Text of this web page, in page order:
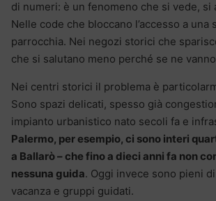
di numeri: è un fenomeno che si vede, si
Nelle code che bloccano l’accesso a una
parrocchia. Nei negozi storici che
che si salutano meno perché se ne
Nei centri storici il problema è
Sono spazi delicati, spesso già
impianto urbanistico nato secoli fa e
Palermo, per esempio, ci sono interi
a Ballarò – che fino a dieci anni fa non
nessuna guida. Oggi invece sono pieni
vacanza e gruppi guidati.